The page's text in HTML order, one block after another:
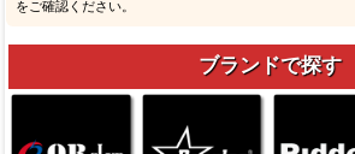
をご確認ください。
ブランドで探す